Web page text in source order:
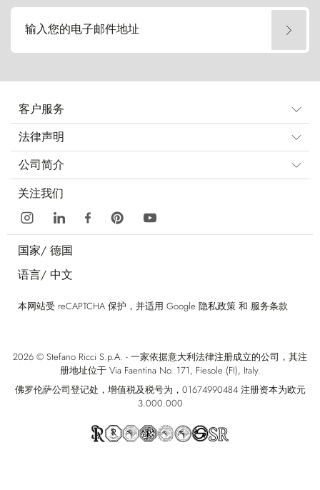
输入您的电子邮件地址
客户服务
法律声明
公司简介
关注我们
国家/ 德国
语言/ 中文
本网站受 reCAPTCHA 保护，并适用 Google 隐私政策 和 服务条款
2026 © Stefano Ricci S.p.A. - 一家依据意大利法律注册成立的公司，其注
册地址位于 Via Faentina No. 171, Fiesole (FI), Italy.
佛罗伦萨公司登记处，增值税及税号为，01674990484 注册资本为欧元
3.000.000